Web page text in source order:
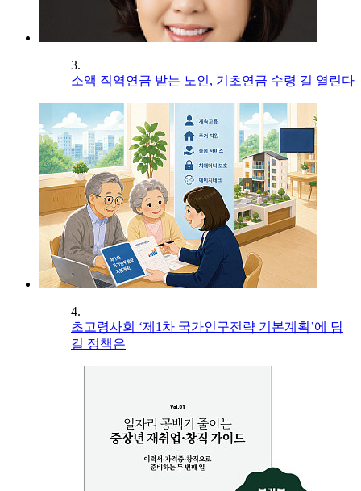
3.
소액 직역연금 받는 노인, 기초연금 수령 길 열린다
4.
초고령사회 ‘제1차 국가인구전략 기본계획’에 담
길 정책은